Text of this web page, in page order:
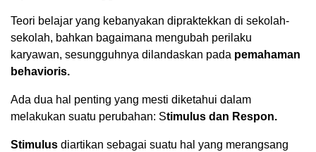
Teori belajar yang kebanyakan dipraktekkan di sekolah-
sekolah, bahkan bagaimana mengubah perilaku
karyawan, sesungguhnya dilandaskan pada pemahaman
behavioris.
Ada dua hal penting yang mesti diketahui dalam
melakukan suatu perubahan: Stimulus dan Respon.
Stimulus diartikan sebagai suatu hal yang merangsang